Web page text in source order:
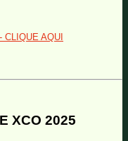
CLIQUE AQUI
XCO 2025